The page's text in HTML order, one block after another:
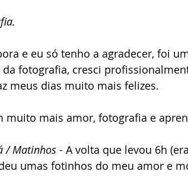
de Páscoa
e eu só tenho a agradecer, foi
fotografia, cresci
meus dias muito mais felizes.
muito mais amor, fotografia e
/ Matinhos - A volta que levou 6h
umas fotinhos do meu amor e